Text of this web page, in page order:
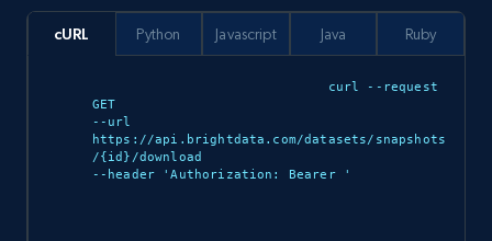
897+ 114+ Buy Now
Sephora products
URL, ID, Name, Sku, In stock, Regular price,
cURL
curl --request
GET
--url
https://api.brightdata.com/datasets/snapshots
/{id}/download
--header 'Authorization: Bearer
'
Python Javascript Java Ruby